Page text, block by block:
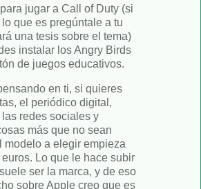
jugar a Call of Duty (si
que es pregúntale a tu
una tesis sobre el tema)
instalar los Angry Birds
de juegos educativos.
en ti, si quieres
el periódico digital,
redes sociales y
más que no sean
modelo a elegir empieza
Lo que le hace subir
ser la marca, y de eso
sobre Apple creo que es